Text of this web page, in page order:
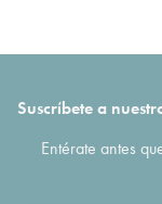
Suscríbete a
Entérate antes